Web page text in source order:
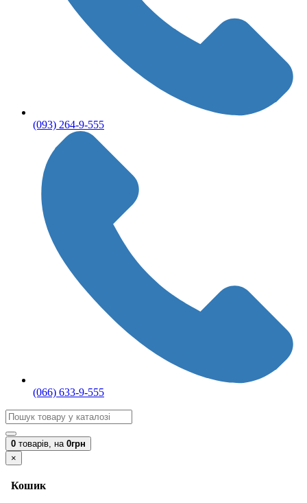
(093) 264-9-555
(066) 633-9-555
0 товарів, на 0грн
×
Кошик